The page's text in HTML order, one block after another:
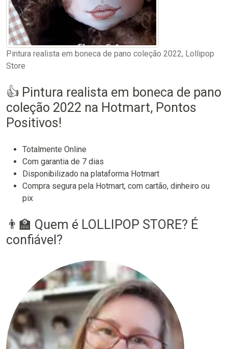
Pintura realista em boneca de pano coleção 2022, Lollipop
Store
👍 Pintura realista em boneca de pano
coleção 2022 na Hotmart, Pontos
Positivos!
Totalmente Online
Com garantia de 7 dias
Disponibilizado na plataforma Hotmart
Compra segura pela Hotmart, com cartão, dinheiro ou
pix
👨‍🏫 Quem é LOLLIPOP STORE? É
confiável?